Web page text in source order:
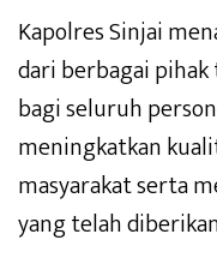
Kapolres Sinjai
dari berbagai
bagi seluruh
meningkatkan
masyarakat serta
yang telah